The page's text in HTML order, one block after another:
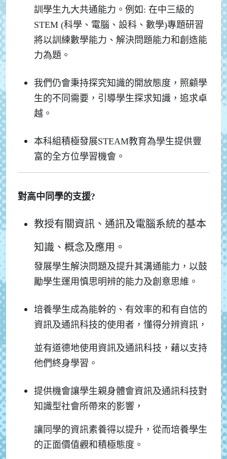
訓學生九大共通能力。例如: 在中三級的
STEM (科學、電腦、設科、數學)專題研習
將以訓練數學能力、解決問題能力和創造能
力為題。
我們仍會秉持探究知識的開放態度，照顧學
生的不同需要，引導學生探求知識，追求卓
越。
本科組積極發展STEAM教育為學生提供豐
富的全方位學習機會。
對高中同學的支援?
教授有關資訊、通訊及電腦系統的基本
知識、概念及應用。
發展學生解決問題及提升其溝通能力，以鼓
勵學生運用慎思明辨的能力及創意思維。
培養學生成為能幹的、有效率的和有自信的
資訊及通訊科技的使用者，懂得分辨資訊，
並有道德地使用資訊及通訊科技，藉以支持
他們終身學習。
提供機會讓學生親身體會資訊及通訊科技對
知識型社會所帶來的影響，
讓同學的資訊素養得以提升，從而培養學生
的正面價值觀和積極態度。